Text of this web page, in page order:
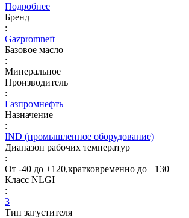
Подробнее
Бренд
:
Gazpromneft
Базовое масло
:
Минеральное
Производитель
:
Газпромнефть
Назначение
:
IND (промышленное оборудование)
Диапазон рабочих температур
:
От -40 до +120,кратковременно до +130
Класс NLGI
:
3
Тип загустителя